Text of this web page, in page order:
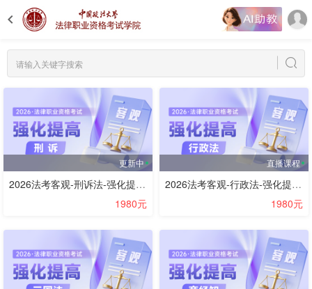
更新中
2026法考客观-刑诉法-强化提高阶段-路旸
1980元
直播课程
2026法考客观-行政法-强化提高阶段-李年清
1980元